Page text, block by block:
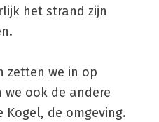
het strand zijn
zetten we in op
ook de andere
Kogel, de omgeving.